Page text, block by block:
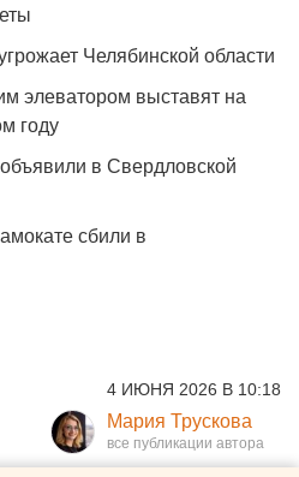
Челябинской области
элеватором выставят на
году
в Свердловской
сбили в
4 ИЮНЯ 2026 В 10:18
Мария Трускова